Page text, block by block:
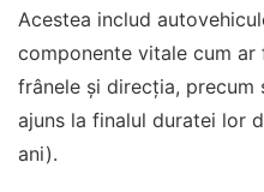
Acestea includ
componente vitale cum ar
frânele și direcția, precum
ajuns la finalul duratei lor
ani).